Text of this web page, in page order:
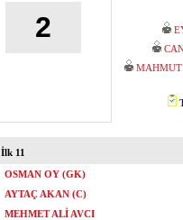
2
MAHMUT
İlk 11
OSMAN OY (GK)
AYTAÇ AKAN (C)
MEHMET ALİ AVCI